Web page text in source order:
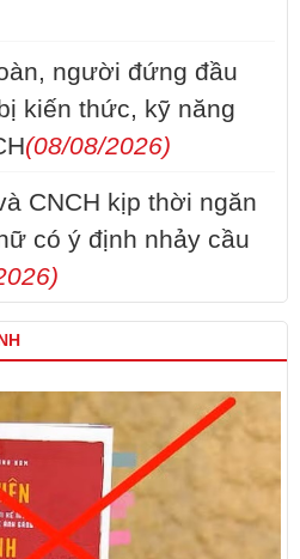
người đứng đầu
kiến thức, kỹ năng
(08/08/2026)
CNCH kịp thời ngăn
có ý định nhảy cầu